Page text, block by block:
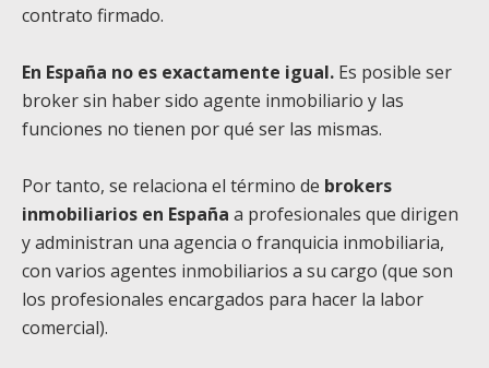
contrato firmado.
En España no es exactamente igual. Es posible ser
broker sin haber sido agente inmobiliario y las
funciones no tienen por qué ser las mismas.
Por tanto, se relaciona el término de brokers
inmobiliarios en España a profesionales que dirigen
y administran una agencia o franquicia inmobiliaria,
con varios agentes inmobiliarios a su cargo (que son
los profesionales encargados para hacer la labor
comercial).